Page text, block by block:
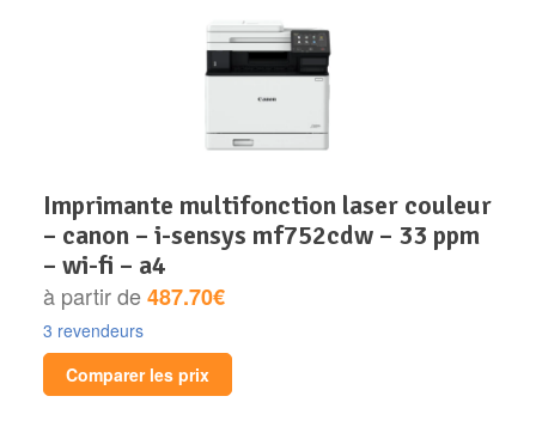
imprimante multifonction laser couleur
– canon – i-sensys mf752cdw – 33 ppm
– wi-fi – a4
à partir de487.70€
3 revendeurs
Comparer les prix